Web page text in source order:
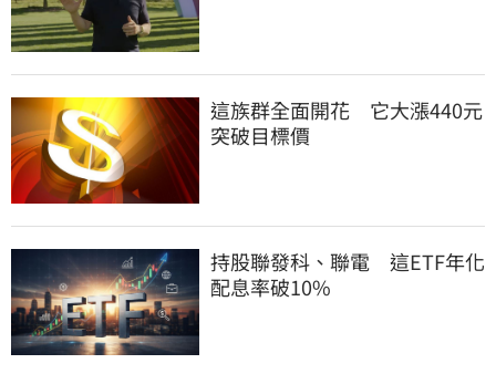
這族群全面開花　它大漲440元
突破目標價
持股聯發科、聯電　這ETF年化
配息率破10%